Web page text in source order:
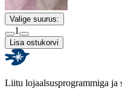
Valige suurus:
1
Lisa ostukorvi
Liitu lojaalsusprogrammiga ja